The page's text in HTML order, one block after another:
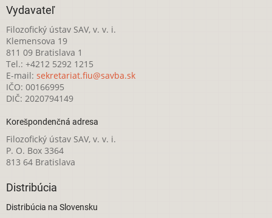
Vydavateľ
Filozofický ústav SAV, v. v. i.
Klemensova 19
811 09 Bratislava 1
Tel.: +4212 5292 1215
E-mail: sekretariat.fiu@savba.sk
IČO: 00166995
DIČ: 2020794149
Korešpondenčná adresa
Filozofický ústav SAV, v. v. i.
P. O. Box 3364
813 64 Bratislava
Distribúcia
Distribúcia na Slovensku